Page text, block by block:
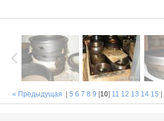
« Предыдущая 5 6 7 8 9 [10] 11 12 13 14 15